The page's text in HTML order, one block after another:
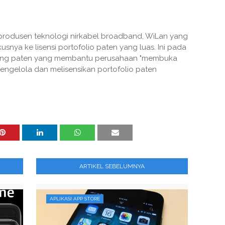
teknologi nirkabel broadband, WiLan yang
ke lisensi portofolio paten yang luas. Ini pada
paten yang membantu perusahaan "membuka
dan melisensikan portofolio paten
ARTIKEL SEBELUMNYA
APLIKASI APP STORE